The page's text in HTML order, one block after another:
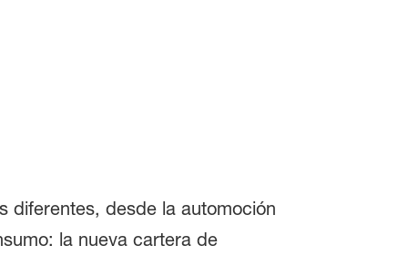
diferentes, desde la automoción
la nueva cartera de